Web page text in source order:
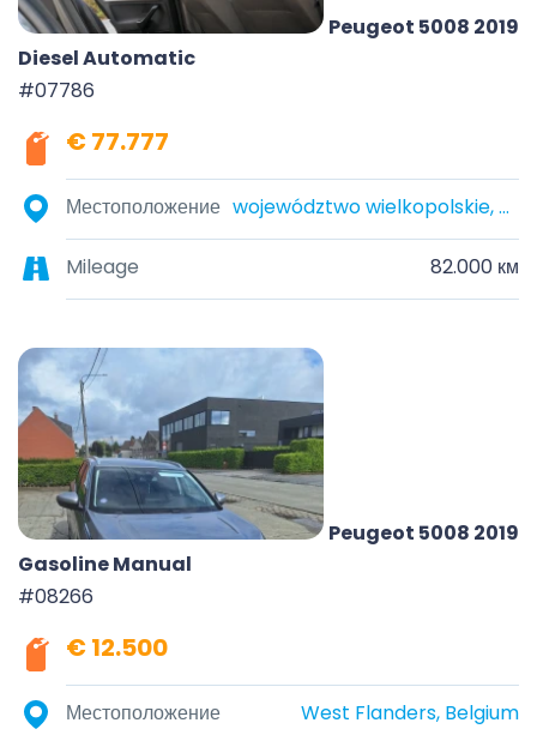
Peugeot 5008 2019
Diesel Automatic
#07786
€ 77.777
Местоположение województwo wielkopolskie, Polska
Mileage 82.000 км
Peugeot 5008 2019
Gasoline Manual
#08266
€ 12.500
Местоположение West Flanders, Belgium